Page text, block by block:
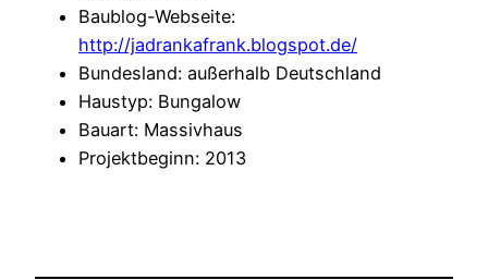
Baublog-Webseite:
http://jadrankafrank.blogspot.de/
Bundesland: außerhalb Deutschland
Haustyp: Bungalow
Bauart: Massivhaus
Projektbeginn: 2013